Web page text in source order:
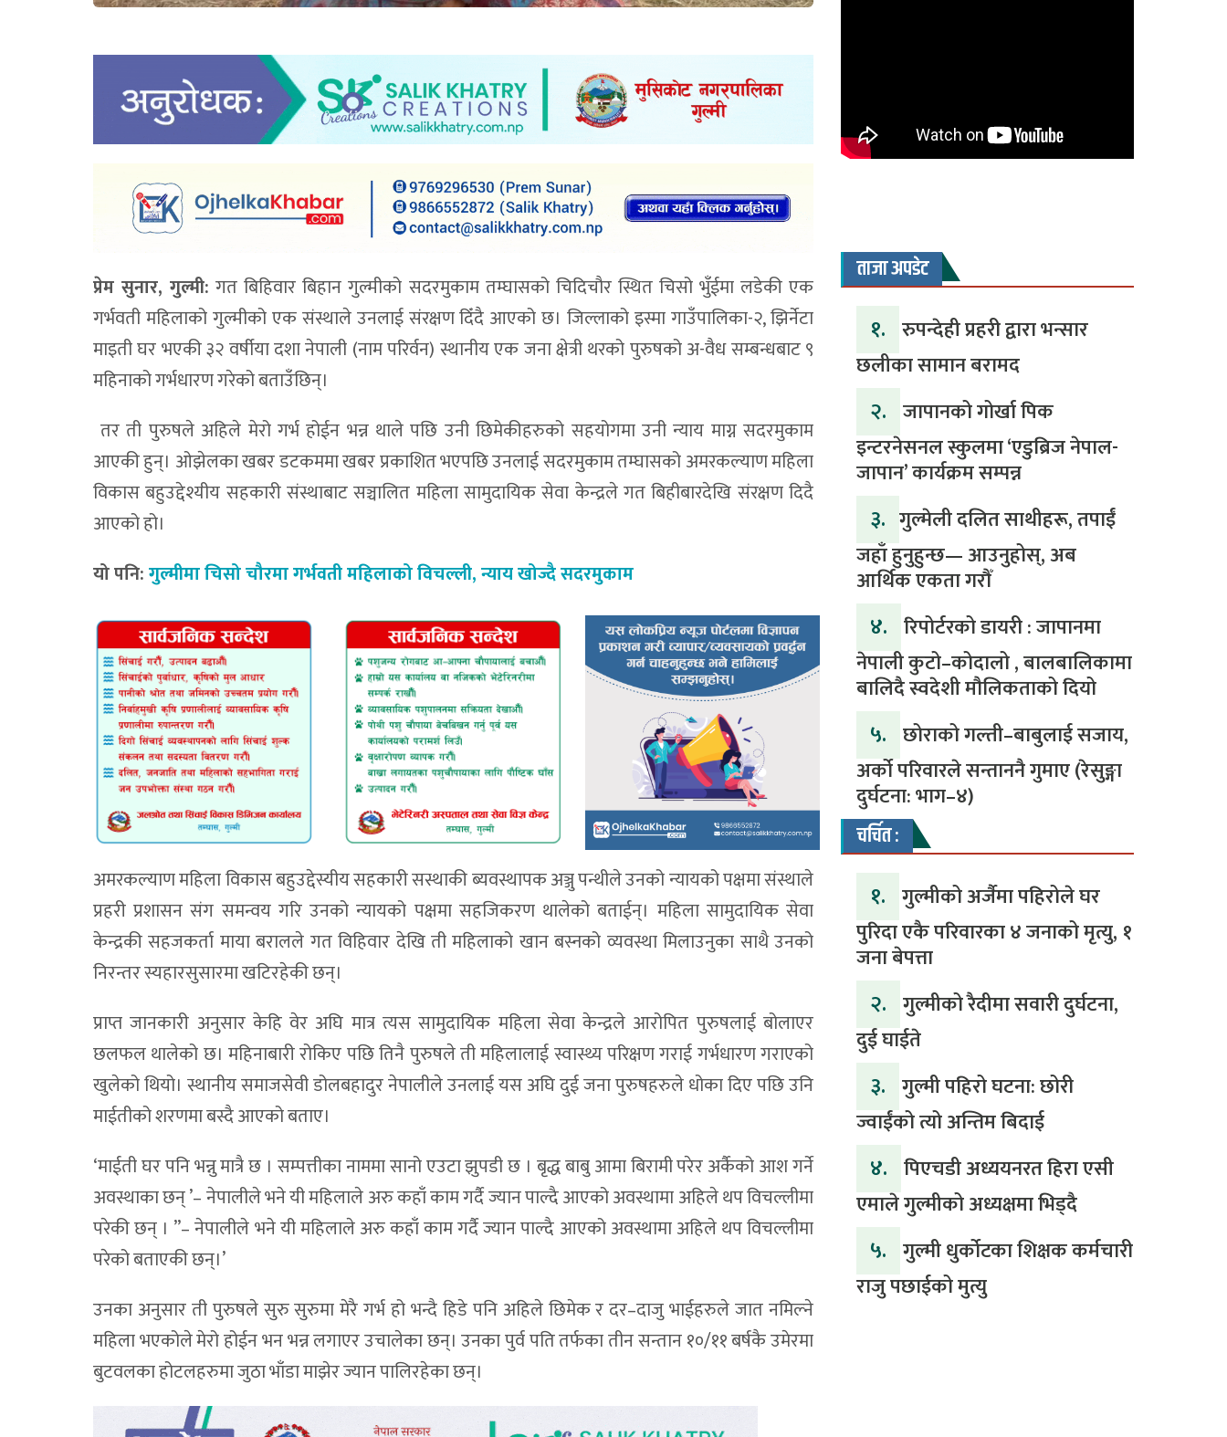
प्रेम सुनार, गुल्मी: गत बिहिवार बिहान गुल्मीको सदरमुकाम तम्घासको चिदिचौर स्थित चिसो भुँईमा लडेकी एक
गर्भवती महिलाको गुल्मीको एक संस्थाले उनलाई संरक्षण दिँदै आएको छ। जिल्लाको इस्मा गाउँपालिका-२, झिर्नेटा
माइती घर भएकी ३२ वर्षीया दशा नेपाली (नाम परिर्वन) स्थानीय एक जना क्षेत्री थरको पुरुषको अ-वैध सम्बन्धबाट ९
महिनाको गर्भधारण गरेको बताउँछिन्।
तर ती पुरुषले अहिले मेरो गर्भ होईन भन्न थाले पछि उनी छिमेकीहरुको सहयोगमा उनी न्याय माग्न सदरमुकाम
आएकी हुन्। ओझेलका खबर डटकममा खबर प्रकाशित भएपछि उनलाई सदरमुकाम तम्घासको अमरकल्याण महिला
विकास बहुउद्देश्यीय सहकारी संस्थाबाट सञ्चालित महिला सामुदायिक सेवा केन्द्रले गत बिहीबारदेखि संरक्षण दिदै
आएको हो।
यो पनि:गुल्मीमा चिसो चौरमा गर्भवती महिलाको विचल्ली, न्याय खोज्दै सदरमुकाम
अमरकल्याण महिला विकास बहुउद्देस्यीय सहकारी सस्थाकी ब्यवस्थापक अञ्जु पन्थीले उनको न्यायको पक्षमा संस्थाले
प्रहरी प्रशासन संग समन्वय गरि उनको न्यायको पक्षमा सहजिकरण थालेको बताईन्। महिला सामुदायिक सेवा
केन्द्रकी सहजकर्ता माया बरालले गत विहिवार देखि ती महिलाको खान बस्नको व्यवस्था मिलाउनुका साथै उनको
निरन्तर स्यहारसुसारमा खटिरहेकी छन्।
प्राप्त जानकारी अनुसार केहि वेर अघि मात्र त्यस सामुदायिक महिला सेवा केन्द्रले आरोपित पुरुषलाई बोलाएर
छलफल थालेको छ। महिनाबारी रोकिए पछि तिनै पुरुषले ती महिलालाई स्वास्थ्य परिक्षण गराई गर्भधारण गराएको
खुलेको थियो। स्थानीय समाजसेवी डोलबहादुर नेपालीले उनलाई यस अघि दुई जना पुरुषहरुले धोका दिए पछि उनि
माईतीको शरणमा बस्दै आएको बताए।
‘माईती घर पनि भन्नु मात्रै छ । सम्पत्तीका नाममा सानो एउटा झुपडी छ । बृद्ध बाबु आमा बिरामी परेर अर्कैको आश गर्ने
अवस्थाका छन् ’– नेपालीले भने यी महिलाले अरु कहाँ काम गर्दै ज्यान पाल्दै आएको अवस्थामा अहिले थप विचल्लीमा
परेकी छन् । ’’– नेपालीले भने यी महिलाले अरु कहाँ काम गर्दै ज्यान पाल्दै आएको अवस्थामा अहिले थप विचल्लीमा
परेको बताएकी छन्।’
उनका अनुसार ती पुरुषले सुरु सुरुमा मेरै गर्भ हो भन्दै हिडे पनि अहिले छिमेक र दर–दाजु भाईहरुले जात नमिल्ने
महिला भएकोले मेरो होईन भन भन्न लगाएर उचालेका छन्। उनका पुर्व पति तर्फका तीन सन्तान १०/११ बर्षकै उमेरमा
बुटवलका होटलहरुमा जुठा भाँडा माझेर ज्यान पालिरहेका छन्।
ताजा अपडेट
१. रुपन्देही प्रहरी द्वारा भन्सार
छलीका सामान बरामद
२. जापानको गोर्खा पिक
इन्टरनेसनल स्कुलमा ‘एडुब्रिज नेपाल-
जापान’ कार्यक्रम सम्पन्न
३. ​गुल्मेली दलित साथीहरू, तपाईं
जहाँ हुनुहुन्छ— आउनुहोस्, अब
आर्थिक एकता गरौँ
४. रिपोर्टरको डायरी : जापानमा
नेपाली कुटो–कोदालो , बालबालिकामा
बालिदै स्वदेशी मौलिकताको दियो
५. ‎​छोराको गल्ती–बाबुलाई सजाय,
अर्को परिवारले सन्ताननै गुमाए (रेसुङ्गा
दुर्घटना: भाग–४) ‎
चर्चित :
१. गुल्मीको अर्जैमा पहिरोले घर
पुरिदा एकै परिवारका ४ जनाको मृत्यु, १
जना बेपत्ता
२. गुल्मीको रैदीमा सवारी दुर्घटना,
दुई घाईते
३. गुल्मी पहिरो घटना: छोरी
ज्वाईंको त्यो अन्तिम बिदाई
४. पिएचडी अध्ययनरत हिरा एसी
एमाले गुल्मीको अध्यक्षमा भिड्दै
५. गुल्मी धुर्कोटका शिक्षक कर्मचारी
राजु पछाईको मुत्यु